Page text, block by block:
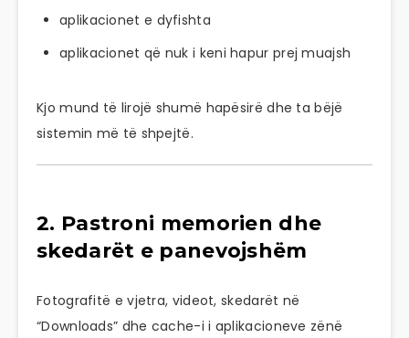
aplikacionet e dyfishta
aplikacionet që nuk i keni hapur prej muajsh
Kjo mund të lirojë shumë hapësirë dhe ta bëjë
sistemin më të shpejtë.
2. Pastroni memorien dhe
skedarët e panevojshëm
Fotografitë e vjetra, videot, skedarët në
“Downloads” dhe cache-i i aplikacioneve zënë